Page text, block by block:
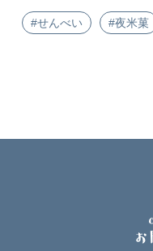
#せんべい #夜米菓